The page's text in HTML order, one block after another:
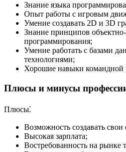
Знание языка
Опыт работы с игровым
Умение создавать 2D и 3D
Знание принципов
программирования;
Умение работать с базами
технологиями;
Хорошие навыки командной
Плюсы и минусы
Плюсы⁚
Возможность создавать
Высокая зарплата;
Востребованность на рынке